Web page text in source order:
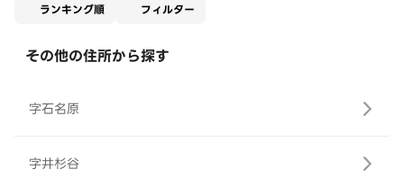
ランキング順 フィルター
その他の住所から探す
字石名原
字井杉谷